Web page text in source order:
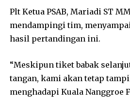
Plt Ketua PSAB, Mariadi ST
mendampingi tim,
hasil pertandingan ini.
“Meskipun tiket babak
tangan, kami akan tetap
menghadapi Kuala Nanggroe